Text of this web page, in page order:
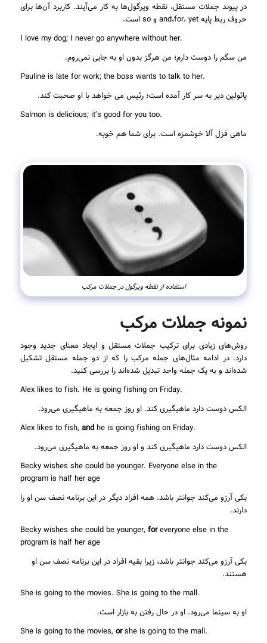
در پیوند جملات مستقل، نقطه ویرگول‌ها به کار می‌آیند. کاربرد آن‌ها برای
حروف ربط پایه and،for، yet و so است.
.I love my dog; I never go anywhere without her
من سگم را دوست دارم؛ من هرگز بدون او به جایی نمی‌روم.
.Pauline is late for work; the boss wants to talk to her
پائولین دیر به سر کار آمده است؛ رئیس می خواهد با او صحبت کند.
.Salmon is delicious; it’s good for you too
ماهی قزل آلا خوشمزه است. برای شما هم خوبه.
استفاده از نقطه ویرگول در جملات مرکب
نمونه جملات مرکب
روش‌های زیادی برای ترکیب جملات مستقل و ایجاد معنای جدید وجود
دارد. در ادامه مثال‌های جمله مرکب را که از دو جمله مستقل تشکیل
شده‌اند و به یک جمله واحد تبدیل شده‌اند را بررسی کنید.
.Alex likes to fish. He is going fishing on Friday
الکس دوست دارد ماهیگیری کند. او روز جمعه به ماهیگیری می‌رود.
.Alex likes to fish,
andhe is going fishing on Friday
الکس دوست دارد ماهیگیری کند و او روز جمعه به ماهیگیری می‌رود.
Becky wishes she could be younger. Everyone else in the
program is half her age
بکی آرزو می‌کند جوانتر باشد. همه افراد دیگر در این برنامه نصف سن او را
دارند.
Becky wishes she could be younger, foreveryone else in the
program is half her age
بکی آرزو می‌کند جوانتر باشد، زیرا بقیه افراد در این برنامه نصف سن او
هستند.
.She is going to the movies. She is going to the mall
او به سینما می‌رود. او در حال رفتن به بازار است.
.She is going to the movies,
orshe is going to the mall